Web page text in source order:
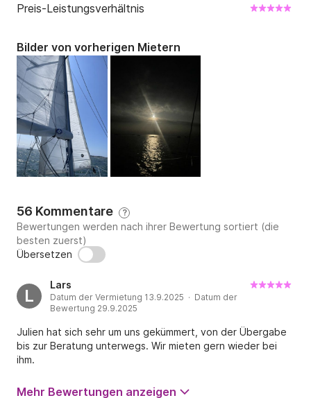
Preis-Leistungsverhältnis
Bilder von vorherigen Mietern
56 Kommentare ?
Bewertungen werden nach ihrer Bewertung sortiert (die
besten zuerst)
Übersetzen
L
Lars
Datum der Vermietung 13.9.2025 · Datum der
Bewertung 29.9.2025
Julien hat sich sehr um uns gekümmert, von der Übergabe
bis zur Beratung unterwegs. Wir mieten gern wieder bei
ihm.
Mehr Bewertungen anzeigen